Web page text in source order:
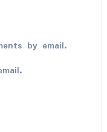
by email.